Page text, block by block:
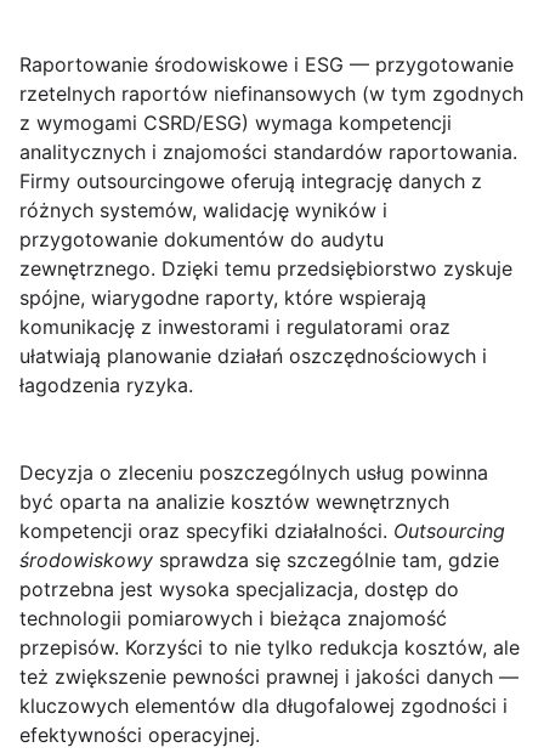
Raportowanie środowiskowe i ESG — przygotowanie
rzetelnych raportów niefinansowych (w tym zgodnych
z wymogami CSRD/ESG) wymaga kompetencji
analitycznych i znajomości standardów raportowania.
Firmy outsourcingowe oferują integrację danych z
różnych systemów, walidację wyników i
przygotowanie dokumentów do audytu
zewnętrznego. Dzięki temu przedsiębiorstwo zyskuje
spójne, wiarygodne raporty, które wspierają
komunikację z inwestorami i regulatorami oraz
ułatwiają planowanie działań oszczędnościowych i
łagodzenia ryzyka.
Decyzja o zleceniu poszczególnych usług powinna
być oparta na analizie kosztów wewnętrznych
kompetencji oraz specyfiki działalności. Outsourcing
środowiskowy sprawdza się szczególnie tam, gdzie
potrzebna jest wysoka specjalizacja, dostęp do
technologii pomiarowych i bieżąca znajomość
przepisów. Korzyści to nie tylko redukcja kosztów, ale
też zwiększenie pewności prawnej i jakości danych —
kluczowych elementów dla długofalowej zgodności i
efektywności operacyjnej.